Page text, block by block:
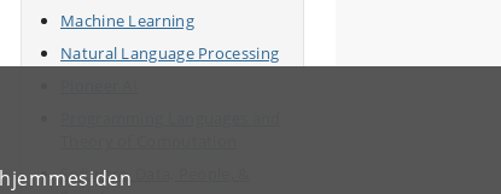
Machine Learning
Natural Language Processing
Software, Data, People, &